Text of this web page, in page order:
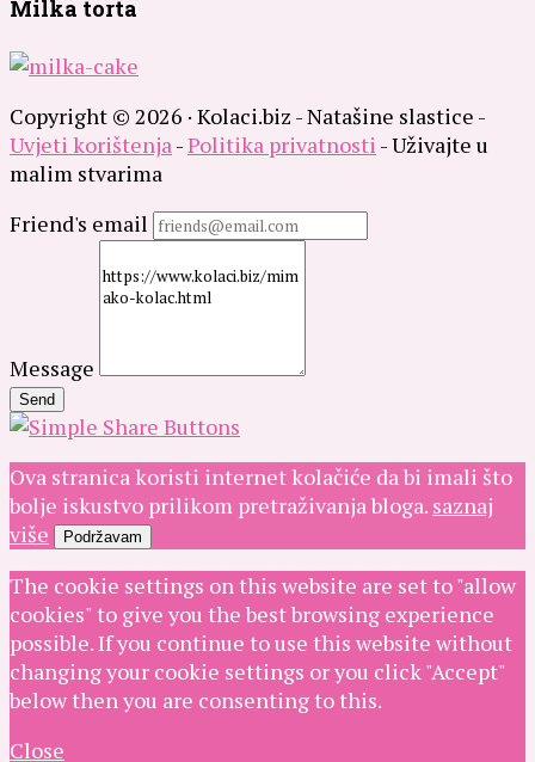
Milka torta
Copyright © 2026 · Kolaci.biz - Natašine slastice -
Uvjeti korištenja -Politika privatnosti - Uživajte u
malim stvarima
Friend's email
Message
Send
Ova stranica koristi internet kolačiće da bi imali što
bolje iskustvo prilikom pretraživanja bloga. saznaj
više
Podržavam
The cookie settings on this website are set to "allow
cookies" to give you the best browsing experience
possible. If you continue to use this website without
changing your cookie settings or you click "Accept"
below then you are consenting to this.
Close